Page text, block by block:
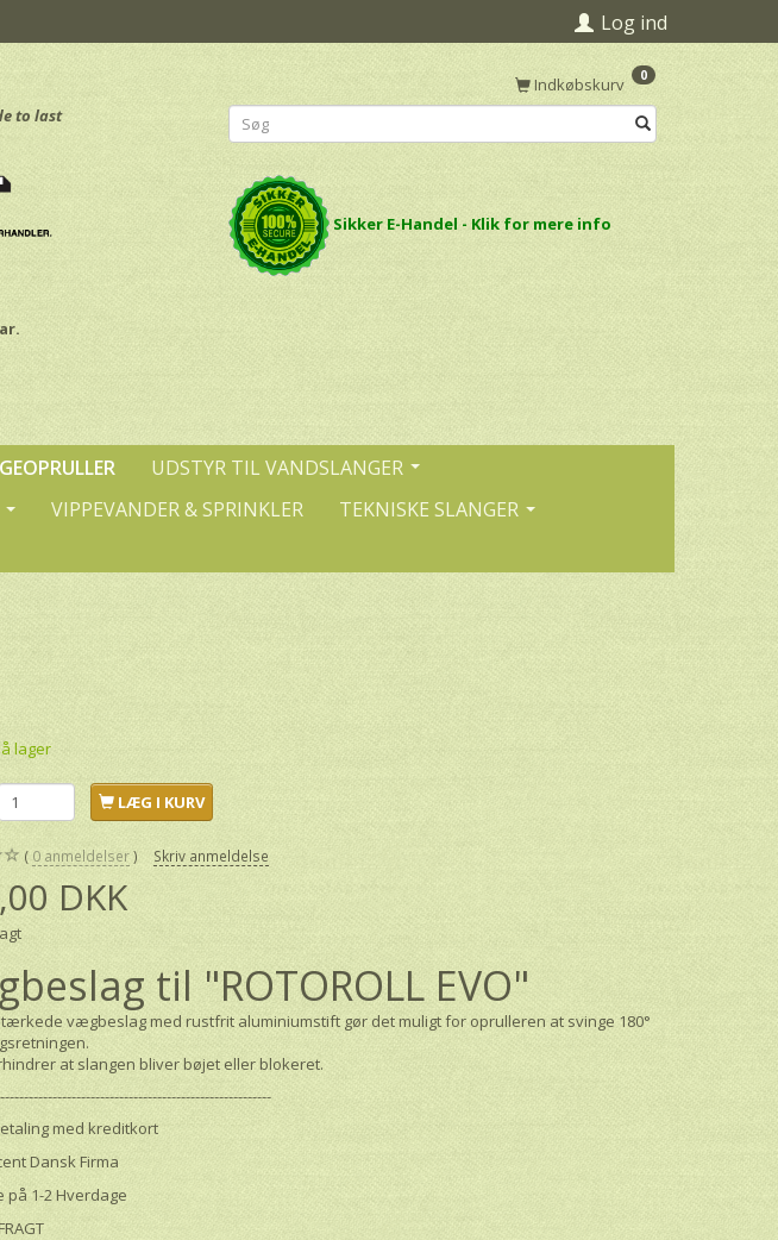
Log ind
to last
Indkøbskurv 0
Sikker E-Handel - Klik for mere info
UDSTYR TIL VANDSLANGER
VIPPEVANDER & SPRINKLER
TEKNISKE SLANGER
lager
LÆG I KURV
0 anmeldelser Skriv anmeldelse
DKK
til "ROTOROLL EVO"
vægbeslag med rustfrit aluminiumstift gør det muligt for oprulleren at svinge 180°
at slangen bliver bøjet eller blokeret.
med kreditkort
Dansk Firma
på 1-2 Hverdage